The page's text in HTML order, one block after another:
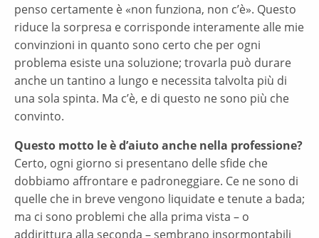
penso certamente è «non funziona, non c’è». Questo
riduce la sorpresa e corrisponde interamente alle mie
convinzioni in quanto sono certo che per ogni
problema esiste una soluzione; trovarla può durare
anche un tantino a lungo e necessita talvolta più di
una sola spinta. Ma c’è, e di questo ne sono più che
convinto.
Questo motto le è d’aiuto anche nella professione?
Certo, ogni giorno si presentano delle sfide che
dobbiamo affrontare e padroneggiare. Ce ne sono di
quelle che in breve vengono liquidate e tenute a bada;
ma ci sono problemi che alla prima vista – o
addirittura alla seconda – sembrano insormontabili